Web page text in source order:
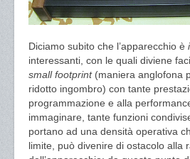
Diciamo subito che l’apparecchio è
interessanti, con le quali diviene
small footprint (maniera anglofona
ridotto ingombro) con tante
programmazione e alla
immaginare, tante funzioni
portano ad una densità operativa
limite, può divenire di ostacolo alla